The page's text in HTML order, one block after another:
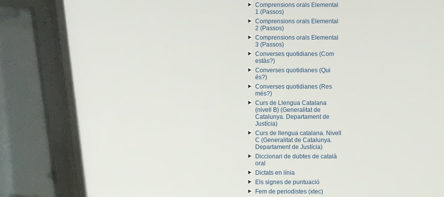
Comprensions orals Elemental
1 (Passos)
Comprensions orals Elemental
2 (Passos)
Comprensions orals Elemental
3 (Passos)
Converses quotidianes (Com
estàs?)
Converses quotidianes (Qui
és?)
Converses quotidianes (Res
més?)
Curs de Llengua Catalana
(nivell B) (Generalitat de
Catalunya. Departament de
Justícia)
Curs de llengua catalana. Nivell
C (Generalitat de Catalunya.
Departament de Justícia)
Diccionari de dubtes de català
oral
Dictats en línia
Els signes de puntuació
Fem de periodistes (xtec)